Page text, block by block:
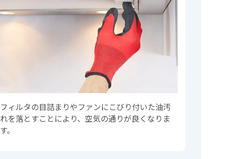
フィルタの目詰まりやファンにこびり付いた油汚
れを落とすことにより、空気の通りが良くなりま
す。